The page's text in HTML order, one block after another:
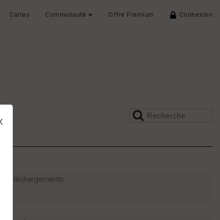
Cartes Communauté Offre Premium Connexion
téléchargements ·